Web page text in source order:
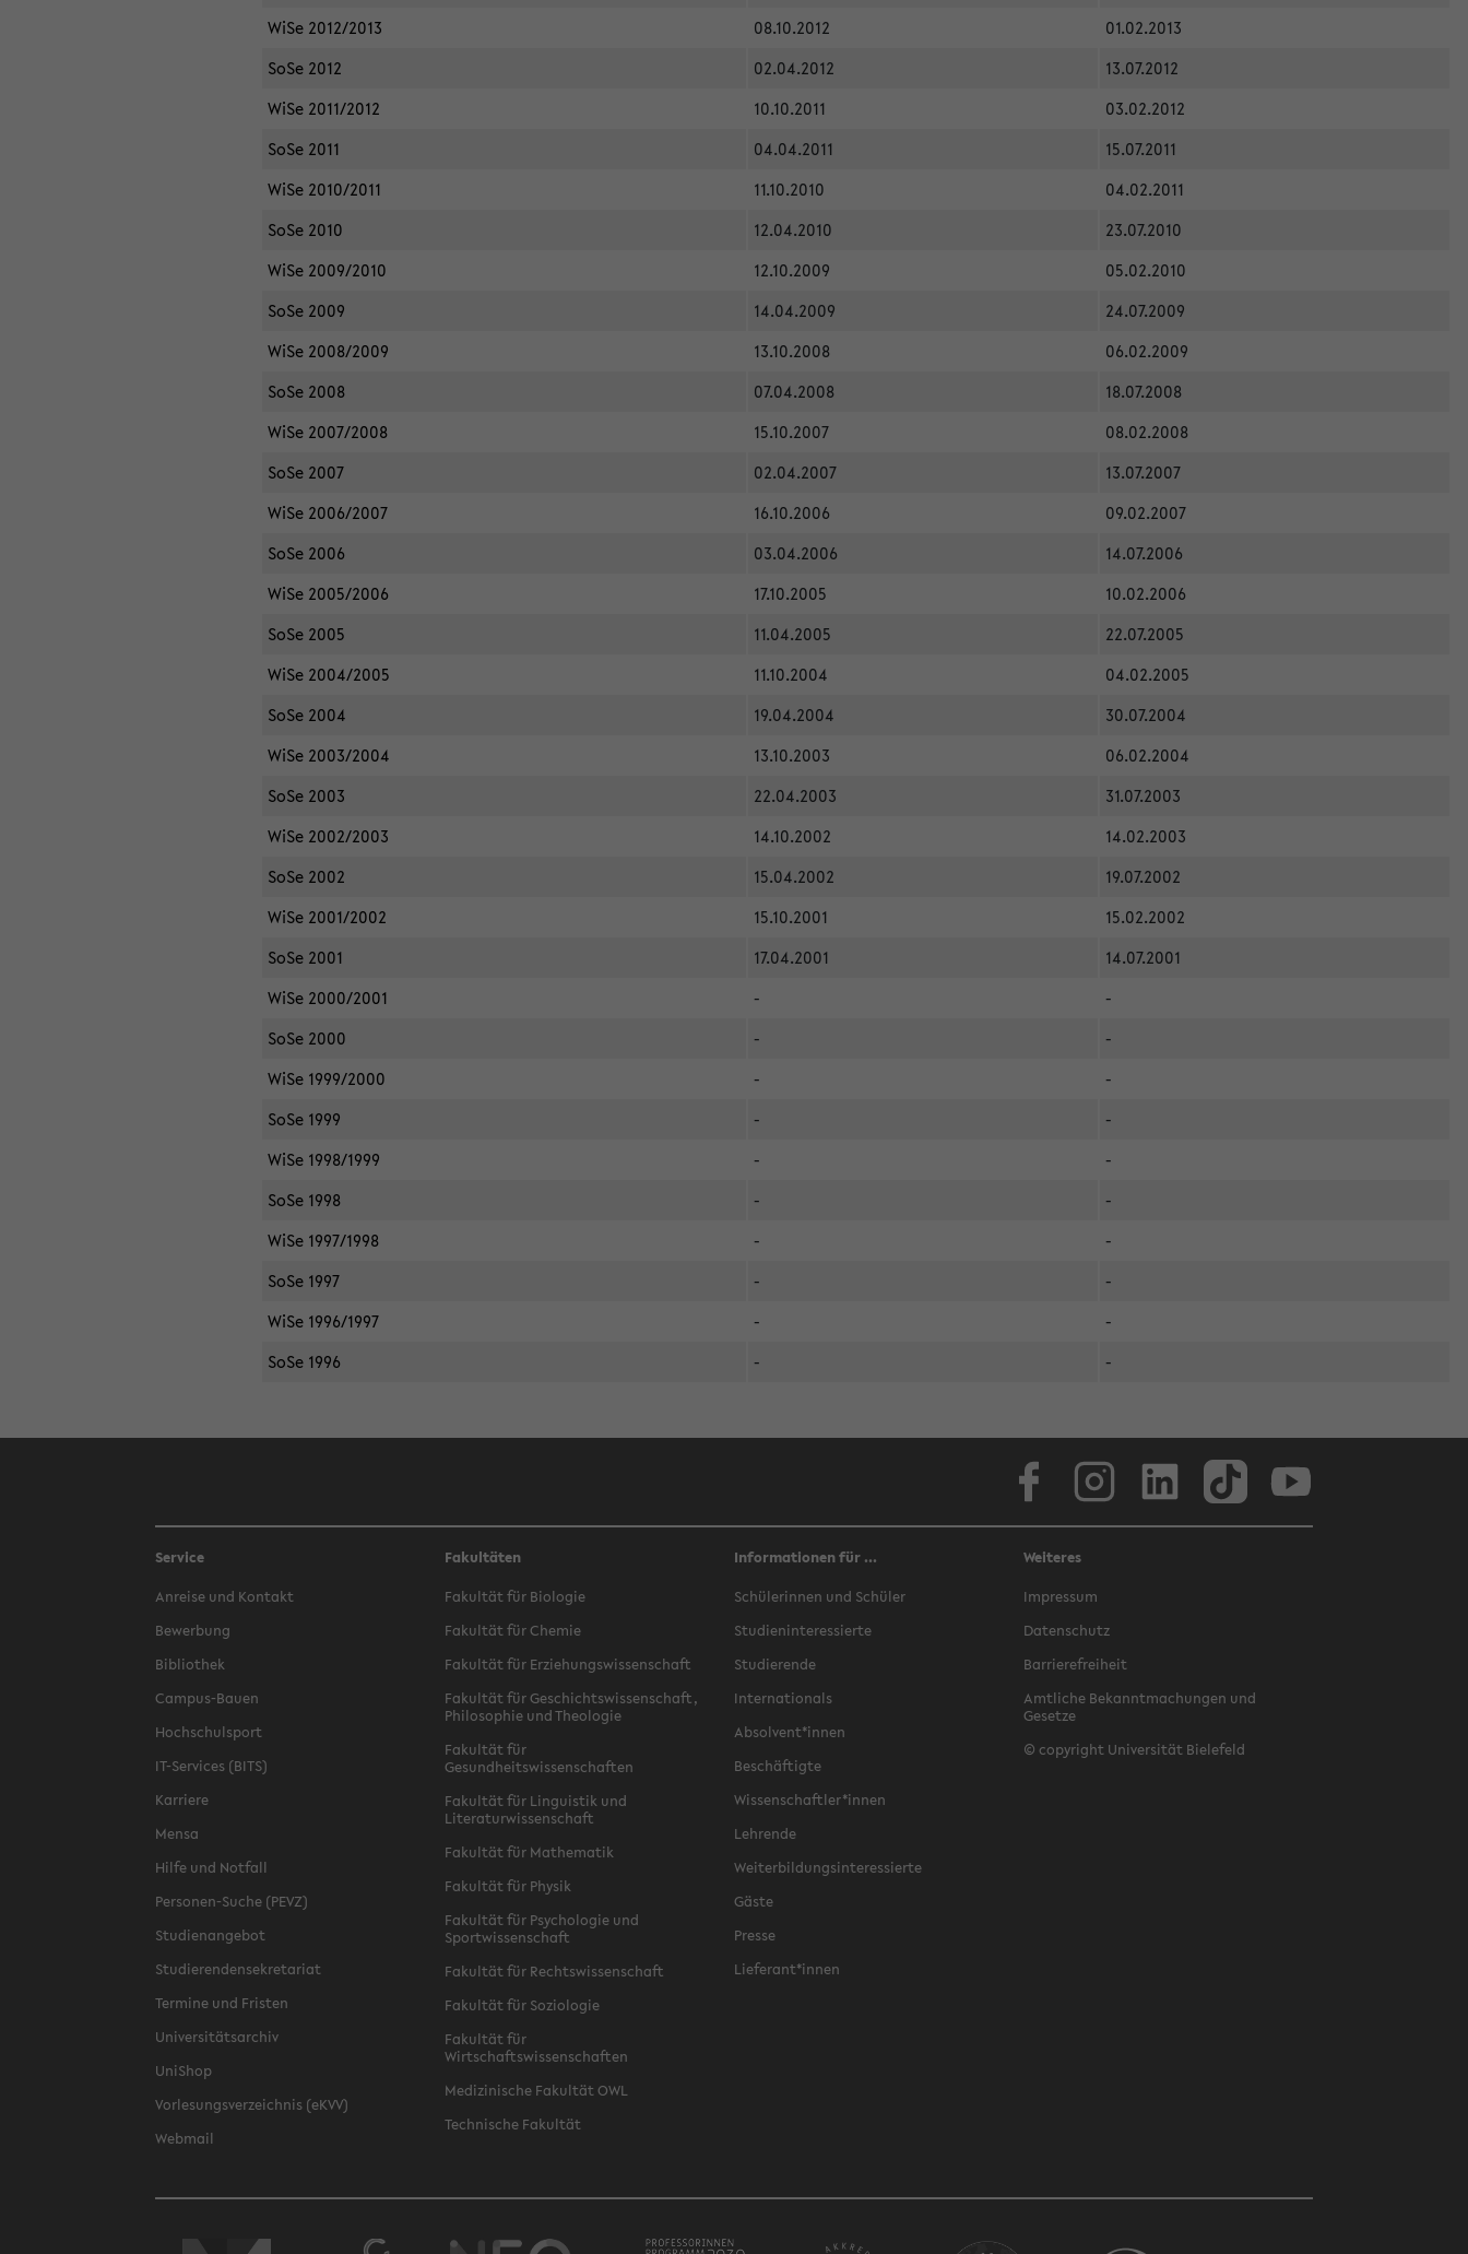
WiSe 2012/2013
08.10.2012
01.02.2013
SoSe 2012
02.04.2012
13.07.2012
WiSe 2011/2012
10.10.2011
03.02.2012
SoSe 2011
04.04.2011
15.07.2011
WiSe 2010/2011
11.10.2010
04.02.2011
SoSe 2010
12.04.2010
23.07.2010
WiSe 2009/2010
12.10.2009
05.02.2010
SoSe 2009
14.04.2009
24.07.2009
WiSe 2008/2009
13.10.2008
06.02.2009
SoSe 2008
07.04.2008
18.07.2008
WiSe 2007/2008
15.10.2007
08.02.2008
SoSe 2007
02.04.2007
13.07.2007
WiSe 2006/2007
16.10.2006
09.02.2007
SoSe 2006
03.04.2006
14.07.2006
WiSe 2005/2006
17.10.2005
10.02.2006
SoSe 2005
11.04.2005
22.07.2005
WiSe 2004/2005
11.10.2004
04.02.2005
SoSe 2004
19.04.2004
30.07.2004
WiSe 2003/2004
13.10.2003
06.02.2004
SoSe 2003
22.04.2003
31.07.2003
WiSe 2002/2003
14.10.2002
14.02.2003
SoSe 2002
15.04.2002
19.07.2002
WiSe 2001/2002
15.10.2001
15.02.2002
SoSe 2001
17.04.2001
14.07.2001
WiSe 2000/2001
-
-
SoSe 2000
-
-
WiSe 1999/2000
-
-
SoSe 1999
-
-
WiSe 1998/1999
-
-
SoSe 1998
-
-
WiSe 1997/1998
-
-
SoSe 1997
-
-
WiSe 1996/1997
-
-
SoSe 1996
- -
Service
Anreise und Kontakt
Bewerbung
Bibliothek
Campus-Bauen
Hochschulsport
IT-Services (BITS)
Karriere
Mensa
Hilfe und Notfall
Personen-Suche (PEVZ)
Studienangebot
Studierendensekretariat
Termine und Fristen
Universitätsarchiv
UniShop
Vorlesungsverzeichnis (eKVV)
Webmail
Fakultäten
Fakultät für Biologie
Fakultät für Chemie
Fakultät für Erziehungswissenschaft
Fakultät für Geschichtswissenschaft,
Philosophie und Theologie
Fakultät für
Gesundheitswissenschaften
Fakultät für Linguistik und
Literaturwissenschaft
Fakultät für Mathematik
Fakultät für Physik
Fakultät für Psychologie und
Sportwissenschaft
Fakultät für Rechtswissenschaft
Fakultät für Soziologie
Fakultät für
Wirtschaftswissenschaften
Medizinische Fakultät OWL
Technische Fakultät
Informationen für ...
Schülerinnen und Schüler
Studieninteressierte
Studierende
Internationals
Absolvent*innen
Beschäftigte
Wissenschaftler*innen
Lehrende
Weiterbildungsinteressierte
Gäste
Presse
Lieferant*innen
Weiteres
Impressum
Datenschutz
Barrierefreiheit
Amtliche Bekanntmachungen und
Gesetze
© copyright Universität Bielefeld